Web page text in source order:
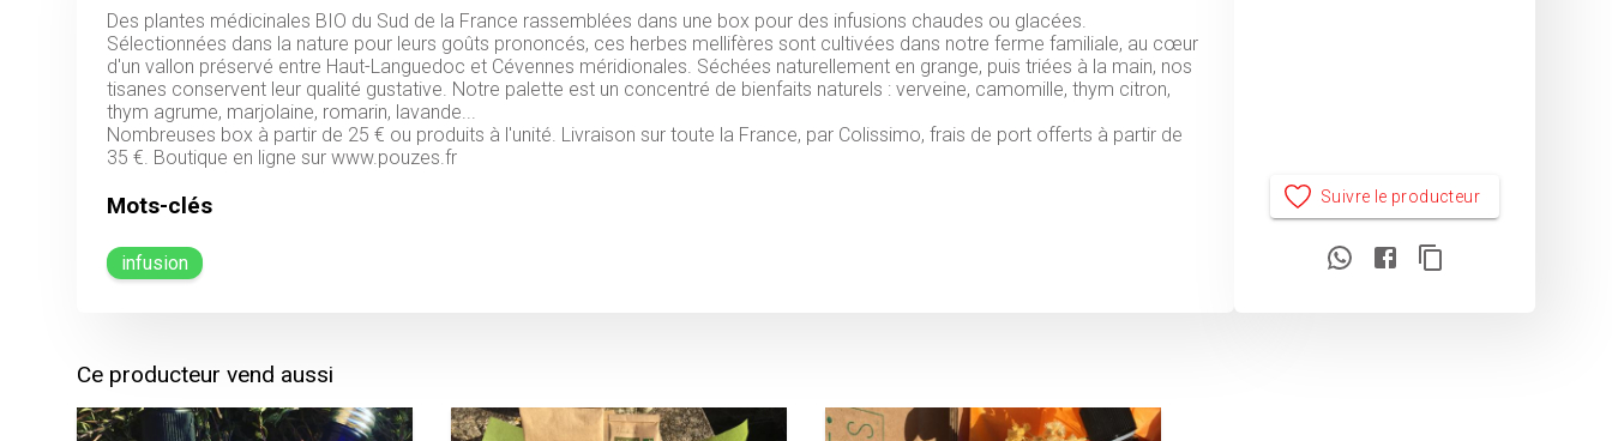
Des plantes médicinales BIO du Sud de la France rassemblées dans une box pour des infusions chaudes ou glacées.
Sélectionnées dans la nature pour leurs goûts prononcés, ces herbes mellifères sont cultivées dans notre ferme familiale, au cœur
d'un vallon préservé entre Haut-Languedoc et Cévennes méridionales. Séchées naturellement en grange, puis triées à la main, nos
tisanes conservent leur qualité gustative. Notre palette est un concentré de bienfaits naturels : verveine, camomille, thym citron,
thym agrume, marjolaine, romarin, lavande...
Nombreuses box à partir de 25 € ou produits à l'unité. Livraison sur toute la France, par Colissimo, frais de port offerts à partir de
Mots-clés
infusion
Suivre le producteur
Ce producteur vend aussi